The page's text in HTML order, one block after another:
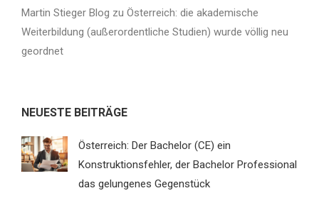
Martin Stieger Blog zu Österreich: die akademische
Weiterbildung (außerordentliche Studien) wurde völlig neu
geordnet
NEUESTE BEITRÄGE
Österreich: Der Bachelor (CE) ein
Konstruktionsfehler, der Bachelor Professional
das gelungenes Gegenstück